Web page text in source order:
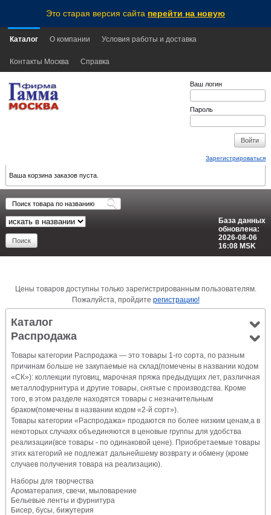
Это старая версия сайта перейти на новую
Каталог О компании Условия работы и доставка
Контакты Москва Справка
Ваш логин
Пароль
Зарегистрироваться
Ваша корзина заказов пуста.
База данных
обновлена:
2026-08-06
16:08 MSK
Цены товаров доступны только зарегистрированным пользователям.
Пожалуйста, пройдите регистрацию!
Каталог
Распродажа
Товары категории Распродажа — это товары 1-го сорта, по разным
причинам больше не закупаемые на склад(помечены в названии кодом
«СК»): коллекции пуговиц, марочная пряжа предыдущих лет, различная
металлофурнитура и другие товары, снятые с производства. Кроме
того, в этом разделе находятся товары с незначительным
браком(помечены в названии кодом «2-й сорт»).
Товары категории «Распродажа» продаются по более низким ценам,а в
некоторых случаях объединяются в ценовые группы для удобства
реализации(все товары - по одинаковой цене). Приобретаемые товары
этих категорий не подлежат дальнейшему возврату и обмену (кроме
случаев получения товара на реализацию).
Наборы для творчества
Ароматерапия, свечи, мыловарение
Бельевые ленты и фурнитура
Бисер, бусы, бижутерия